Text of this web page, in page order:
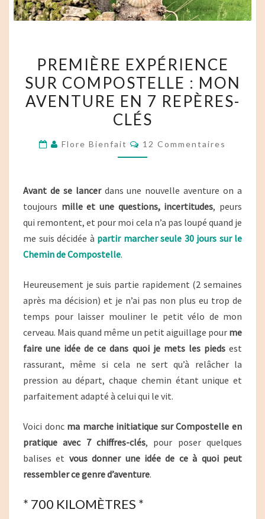
EXPÉRIENCE
SUR
COMPOSTELLE :
MON
EN
CLÉS
PREMIÈRE EXPÉRIENCE
SUR COMPOSTELLE : MON
AVENTURE EN 7 REPÈRES-
CLÉS
Flore Bienfait Commentaires
12 Commentaires
Avant de se lancer dans une nouvelle aventure on a
toujours mille et une questions, incertitudes, peurs
qui remontent, et pour moi cela n’a pas loupé quand je
me suis décidée à partir marcher seule 30 jours sur le
Chemin de Compostelle.
Heureusement je suis partie rapidement (2 semaines
après ma décision) et je n’ai pas non plus eu trop de
temps pour laisser mouliner le petit vélo de mon
cerveau. Mais quand même un petit aiguillage pour me
faire une idée de ce dans quoi je mets les piedsest
rassurant, même si cela ne sert qu’à relâcher la
pression au départ, chaque chemin étant unique et
parfaitement adapté à celui qui le vit.
Voici donc ma marche initiatique sur Compostelle en
pratique avec 7 chiffres-clés, pour poser quelques
balises et vous donner une idée de ce à quoi peut
ressembler ce genre d’aventure.
* 700 KILOMÈTRES *